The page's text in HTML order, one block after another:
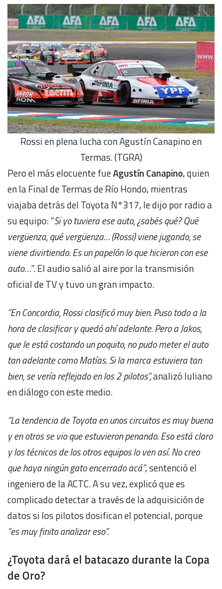
Rossi en plena lucha con Agustín Canapino en
Termas. (TGRA)
Pero el más elocuente fueAgustín Canapino, quien
en la Final de Termas de Río Hondo, mientras
viajaba detrás del Toyota N°317, le dijo por radio a
su equipo: “Si yo tuviera ese auto, ¿sabés qué? Qué
vergüenza, qué vergüenza… (Rossi) viene jugando, se
viene divirtiendo. Es un papelón lo que hicieron con ese
auto…”. El audio salió al aire por la transmisión
oficial de TV y tuvo un gran impacto.
“En Concordia, Rossi clasificó muy bien. Puso todo a la
hora de clasificar y quedó ahí adelante. Pero a Jakos,
que le está costando un poquito, no pudo meter el auto
tan adelante como Matías. Si la marca estuviera tan
bien, se vería reflejado en los 2 pilotos”,analizó Iuliano
en diálogo con este medio.
“La tendencia de Toyota en unos circuitos es muy buena
y en otros se vio que estuvieron penando. Eso está claro
y los técnicos de los otros equipos lo ven así. No creo
que haya ningún gato encerrado acá”, sentenció el
ingeniero de la ACTC. A su vez, explicó que es
complicado detectar a través de la adquisición de
datos si los pilotos dosifican el potencial, porque
“es muy finito analizar eso”.
¿Toyota dará el batacazo durante la Copa
de Oro?